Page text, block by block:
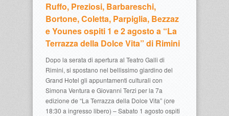
Ruffo, Preziosi, Barbareschi,
Bortone, Coletta, Parpiglia, Bezzaz
e Younes ospiti 1 e 2 agosto a “La
Terrazza della Dolce Vita” di Rimini
Dopo la serata di apertura al Teatro Galli di
Rimini, si spostano nel bellissimo giardino del
Grand Hotel gli appuntamenti culturali con
Simona Ventura e Giovanni Terzi per la 7a
edizione de “La Terrazza della Dolce Vita” (ore
18:30 a ingresso libero) – Sabato 1 agosto ospiti